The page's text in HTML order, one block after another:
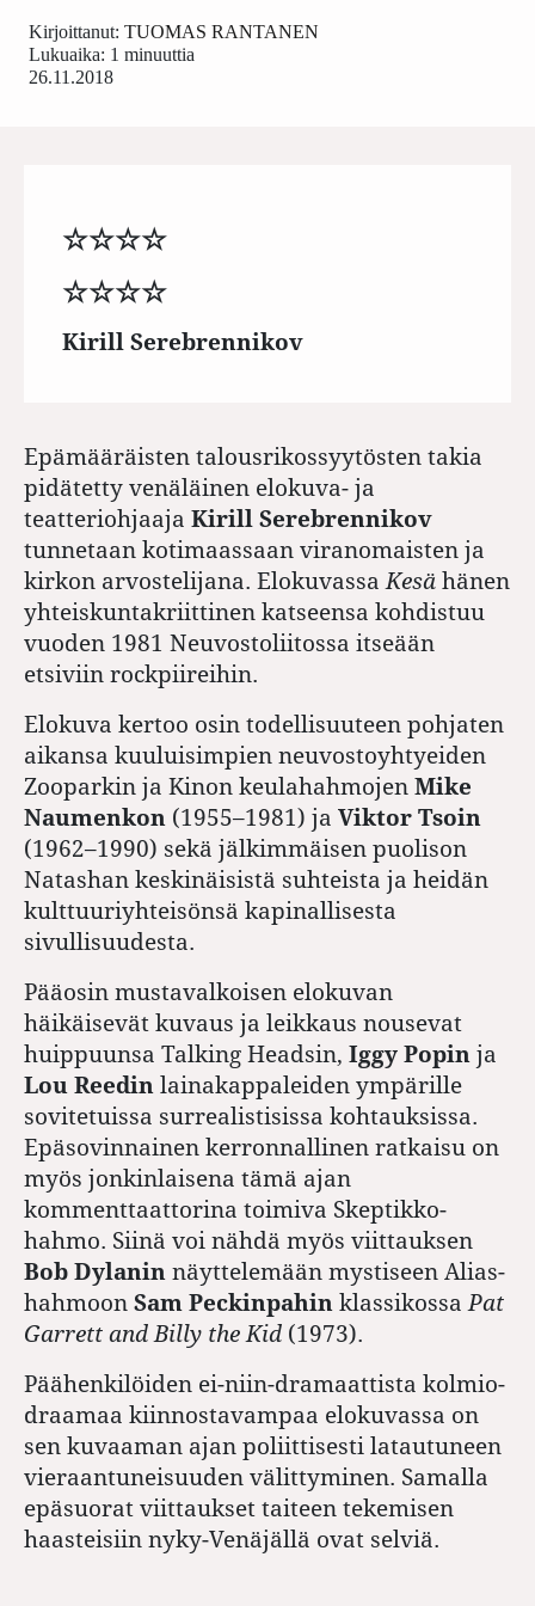
26.11.2018
Kirjoittanut: TUOMAS RANTANEN
Lukuaika: 1 minuuttia
☆☆☆☆
☆☆☆☆
Kirill Serebrennikov
Epämääräisten talousrikossyytösten takia
pidätetty venäläinen elokuva- ja
teatteriohjaaja Kirill Serebrennikov
tunnetaan kotimaassaan viranomaisten ja
kirkon arvostelijana. Elokuvassa Kesä hänen
yhteiskuntakriittinen katseensa kohdistuu
vuoden 1981 Neuvostoliitossa itseään
etsiviin rockpiireihin.
Elokuva kertoo osin todellisuuteen pohjaten
aikansa kuuluisimpien neuvostoyhtyeiden
Zooparkin ja Kinon keulahahmojen Mike
Naumenkon (1955–1981) ja Viktor Tsoin
(1962–1990) sekä jälkimmäisen puolison
Natashan keskinäisistä suhteista ja heidän
kulttuuri­yhteisönsä kapinallisesta
sivullisuudesta.
Pääosin mustavalkoisen elokuvan
häikäisevät kuvaus ja leikkaus nousevat
huippuunsa Talking Headsin, Iggy Popin ja
Lou Reedin lainakappaleiden ympärille
sovitetuissa surrealistisissa kohtauksissa.
Epäsovinnainen kerronnallinen ratkaisu on
myös jonkinlaisena tämä ajan
kommenttaattorina toimiva Skeptikko-
hahmo. Siinä voi nähdä myös viittauksen
Bob Dylanin näyttelemään mystiseen Alias-
hahmoon Sam Peckinpahin klassikossa Pat
Garrett and Billy the Kid (1973).
Päähenkilöiden ei-niin-dramaattista kolmio­
draamaa kiinnostavampaa elokuvassa on
sen kuvaaman ajan poliittisesti latautuneen
vieraantuneisuuden välittyminen. Samalla
epäsuorat viittaukset taiteen tekemisen
haasteisiin nyky-Venäjällä ovat selviä.